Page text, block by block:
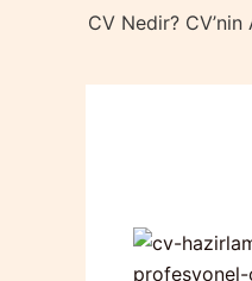
CV Nedir? CV’nin